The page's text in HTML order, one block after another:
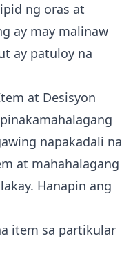
ng oras at
ay may malinaw
ay patuloy na
at Desisyon
napakadali na
at mahahalagang
Hanapin ang
item sa partikular